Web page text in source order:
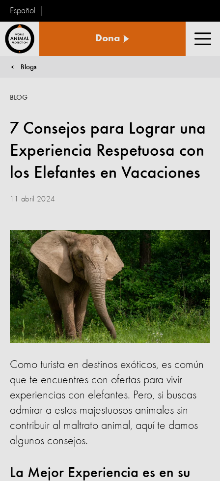
Español
Animal
Dona
You are here:
Blogs
7 Consejos para Lograr una
Experiencia Respetuosa con
los Elefantes en Vacaciones
BLOG
11 abril 2024
Como turista en destinos exóticos, es común
que te encuentres con ofertas para vivir
experiencias con elefantes. Pero, si buscas
admirar a estos majestuosos animales sin
contribuir al maltrato animal, aquí te damos
algunos consejos.
La Mejor Experiencia es en su